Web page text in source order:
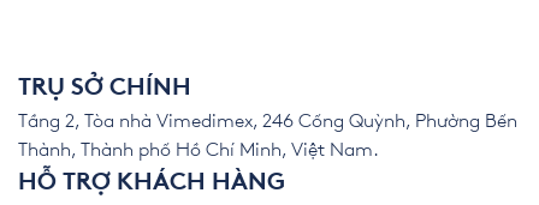
TRỤ SỞ CHÍNH
Tầng 2, Tòa nhà Vimedimex, 246 Cống Quỳnh, Phường Bến
Thành, Thành phố Hồ Chí Minh, Việt Nam.
HỖ TRỢ KHÁCH HÀNG